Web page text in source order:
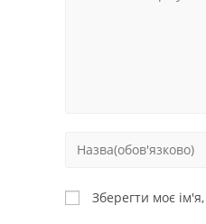
Зберегти моє